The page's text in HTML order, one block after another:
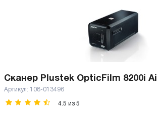
Сканер Plustek OpticFilm 8200i Ai
Артикул: 108-013496
4.5 из 5